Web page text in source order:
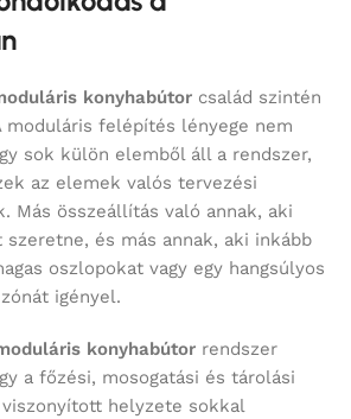
konyhabútor család szintén
moduláris felépítés lényege nem
sok külön elemből áll a rendszer,
az elemek valós tervezési
Más összeállítás való annak, aki
és más annak, aki inkább
oszlopokat vagy egy hangsúlyos
igényel.
konyhabútor rendszer
a főzési, mosogatási és tárolási
viszonyított helyzete sokkal